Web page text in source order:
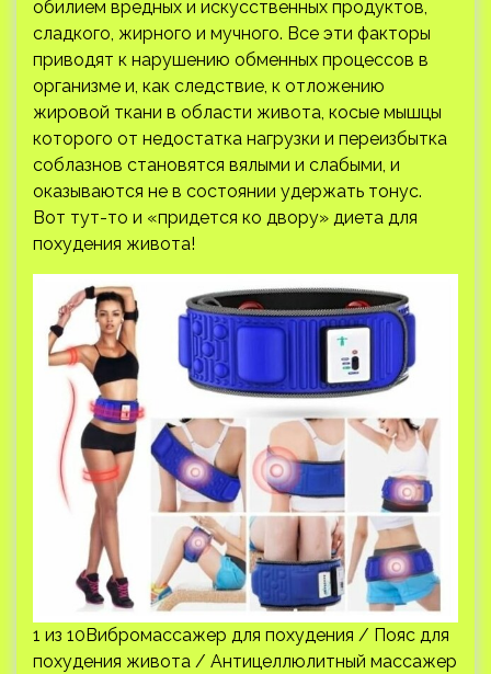
обилием вредных и искусственных продуктов,
сладкого, жирного и мучного. Все эти факторы
приводят к нарушению обменных процессов в
организме и, как следствие, к отложению
жировой ткани в области живота, косые мышцы
которого от недостатка нагрузки и переизбытка
соблазнов становятся вялыми и слабыми, и
оказываются не в состоянии удержать тонус.
Вот тут-то и «придется ко двору» диета для
похудения живота!
1 из 10Вибромассажер для похудения / Пояс для
похудения живота / Антицеллюлитный массажер